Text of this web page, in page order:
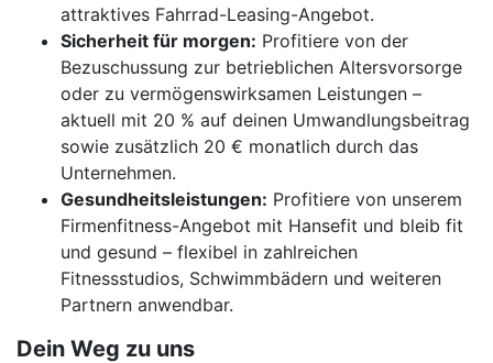
attraktives Fahrrad-Leasing-Angebot.
Sicherheit für morgen: Profitiere von der
Bezuschussung zur betrieblichen Altersvorsorge
oder zu vermögenswirksamen Leistungen –
aktuell mit 20 % auf deinen Umwandlungsbeitrag
sowie zusätzlich 20 € monatlich durch das
Unternehmen.
Gesundheitsleistungen: Profitiere von unserem
Firmenfitness-Angebot mit Hansefit und bleib fit
und gesund – flexibel in zahlreichen
Fitnessstudios, Schwimmbädern und weiteren
Partnern anwendbar.
Dein Weg zu uns